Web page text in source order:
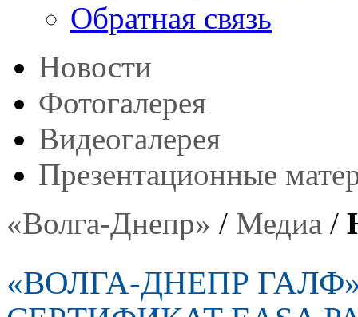
Обратная связь
Новости
Фотогалерея
Видеогалерея
Презентационные
«Волга-Днепр» / Медиа /
«ВОЛГА-ДНЕПР